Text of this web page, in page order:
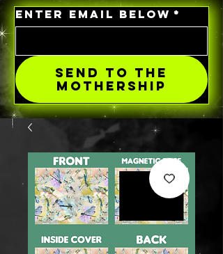
ENTER EMAIL BELOW *
SEND TO THE
MOTHERSHIP